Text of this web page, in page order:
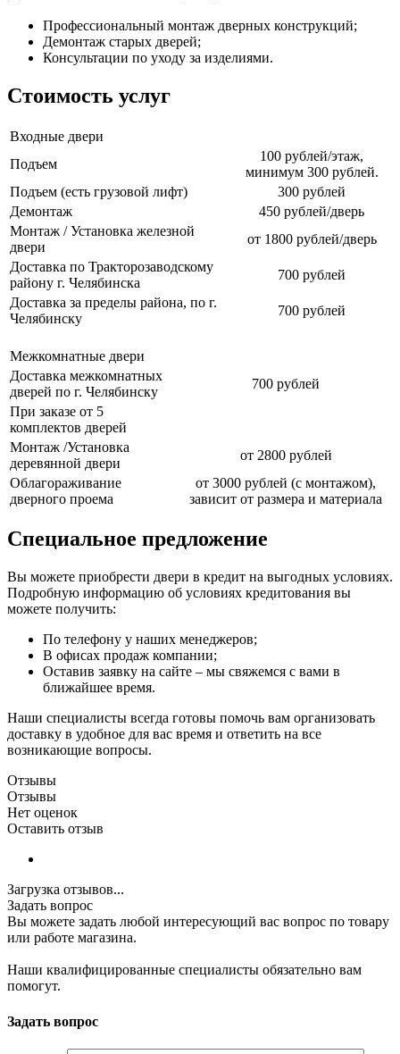
Профессиональный монтаж дверных конструкций;
Демонтаж старых дверей;
Консультации по уходу за изделиями.
Стоимость услуг
Входные двери
Подъем
100 рублей/этаж,
минимум 300 рублей.
Подъем (есть грузовой лифт)
300 рублей
Демонтаж
450 рублей/дверь
Монтаж / Установка железной
двери
от 1800 рублей/дверь
Доставка по Тракторозаводскому
району г. Челябинска
700 рублей
Доставка за пределы района, по г.
Челябинску
700 рублей
Межкомнатные двери
Доставка межкомнатных
дверей по г. Челябинску
700 рублей
При заказе от 5
комплектов дверей
Монтаж /Установка
деревянной двери
от 2800 рублей
Облагораживание
дверного проема
от 3000 рублей (с монтажом),
зависит от размера и материала
Специальное предложение
Вы можете приобрести двери в кредит на выгодных условиях.
Подробную информацию об условиях кредитования вы
можете получить:
По телефону у наших менеджеров;
В офисах продаж компании;
Оставив заявку на сайте – мы свяжемся с вами в
ближайшее время.
Наши специалисты всегда готовы помочь вам организовать
доставку в удобное для вас время и ответить на все
возникающие вопросы.
Отзывы
Отзывы
Нет оценок
Оставить отзыв
Загрузка отзывов...
Задать вопрос
Вы можете задать любой интересующий вас вопрос по товару
или работе магазина.
Наши квалифицированные специалисты обязательно вам
помогут.
Задать вопрос